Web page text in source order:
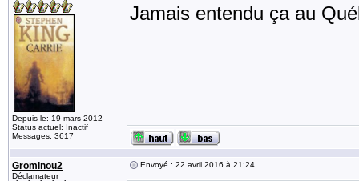
Depuis le: 19 mars 2012
Status actuel: Inactif
Messages: 3617
Jamais entendu ça au
Grominou2
Déclamateur
Envoyé : 22 avril 2016 à 21:24